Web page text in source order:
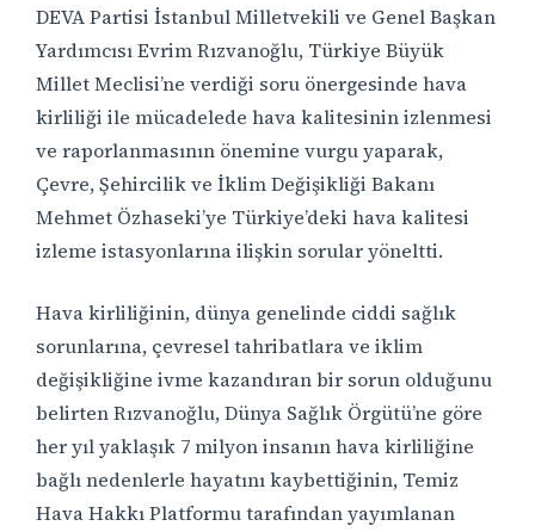
DEVA Partisi İstanbul Milletvekili ve Genel Başkan
Yardımcısı Evrim Rızvanoğlu, Türkiye Büyük
Millet Meclisi’ne verdiği soru önergesinde hava
kirliliği ile mücadelede hava kalitesinin izlenmesi
ve raporlanmasının önemine vurgu yaparak,
Çevre, Şehircilik ve İklim Değişikliği Bakanı
Mehmet Özhaseki’ye Türkiye’deki hava kalitesi
izleme istasyonlarına ilişkin sorular yöneltti.
Hava kirliliğinin, dünya genelinde ciddi sağlık
sorunlarına, çevresel tahribatlara ve iklim
değişikliğine ivme kazandıran bir sorun olduğunu
belirten Rızvanoğlu, Dünya Sağlık Örgütü’ne göre
her yıl yaklaşık 7 milyon insanın hava kirliliğine
bağlı nedenlerle hayatını kaybettiğinin, Temiz
Hava Hakkı Platformu tarafından yayımlanan